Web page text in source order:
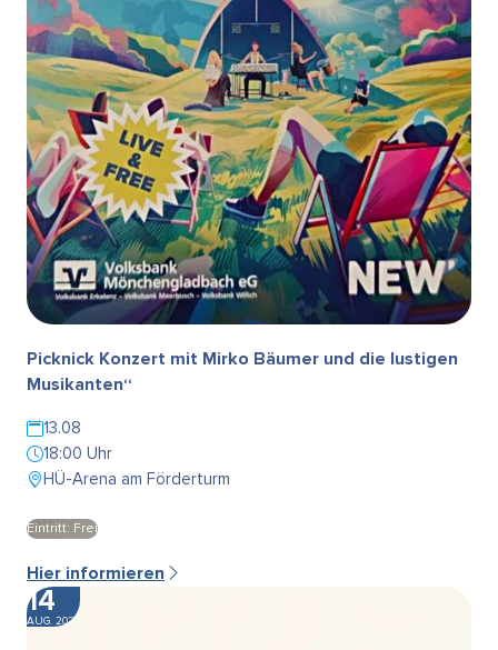
Picknick Konzert mit Mirko Bäumer und die lustigen
Musikanten“
13.08
18:00 Uhr
HÜ-Arena am Förderturm
Eintritt: Frei
Hier informieren
14
AUG. 2026